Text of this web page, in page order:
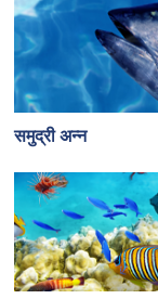
समुद्री अन्न